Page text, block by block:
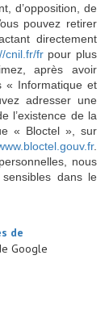
d’opposition, de
pouvez retirer
directement
cnil.fr/frpour plus
après avoir
« Informatique et
adresser une
l’existence de la
« Bloctel », sur
.
nous
dans le
de
Google